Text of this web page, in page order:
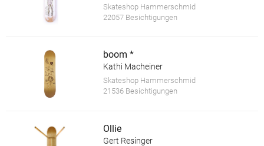
Skateshop Hammerschmid
22057 Besichtigungen
boom *
Kathi Macheiner
Skateshop Hammerschmid
21536 Besichtigungen
Ollie
Gert Resinger